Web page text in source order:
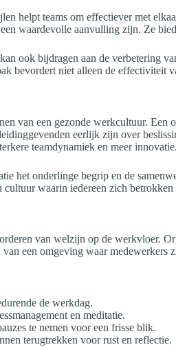
helpt teams om effectiever met
waardevolle aanvulling zijn. Ze
ook bijdragen aan de verbetering
bevordert niet alleen de
van een gezonde werkcultuur.
eerlijk zijn over
teamdynamiek en meer innovatie.
het onderlinge begrip en de
waarin iedereen zich
van welzijn op de werkvloer.
een omgeving waar medewerkers
de werkdag.
en meditatie.
te nemen voor een frisse blik.
terugtrekken voor rust en reflectie.